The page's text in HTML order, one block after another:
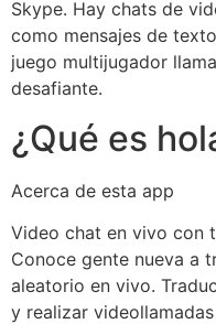
Skype. Hay chats de
como mensajes de
juego multijugador
desafiante.
¿Qué es
Acerca de esta app
Video chat en vivo con
Conoce gente nueva a
aleatorio en vivo.
y realizar